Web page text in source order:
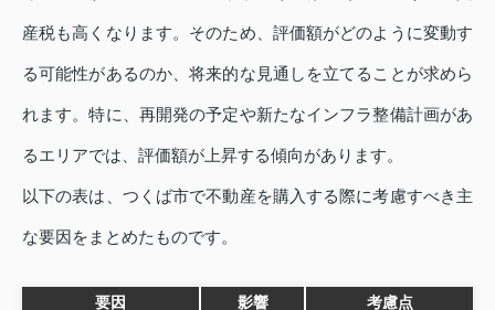
産税も高くなります。そのため、評価額がどのように変動す
る可能性があるのか、将来的な見通しを立てることが求めら
れます。特に、再開発の予定や新たなインフラ整備計画があ
るエリアでは、評価額が上昇する傾向があります。
以下の表は、つくば市で不動産を購入する際に考慮すべき主
な要因をまとめたものです。
要因 影響 考慮点